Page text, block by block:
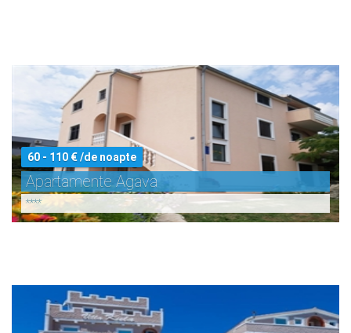
60 - 110 € /de noapte
Apartamente Agava
****
55 - 70 € /de noapte
Apartamente Aenona